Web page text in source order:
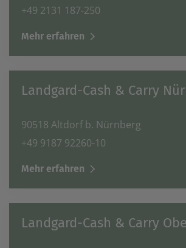
+49 2131 187-250
Mehr erfahren
Landgard-Cash & Carry
90518 Altdorf b. Nürnberg
+49 9187 92260-10
Mehr erfahren
Landgard-Cash & Carry